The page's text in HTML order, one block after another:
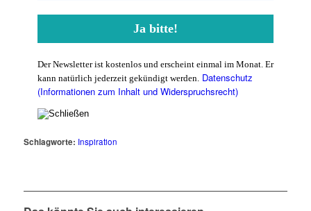
Der Newsletter ist kostenlos und erscheint einmal im Monat. Er
kann natürlich jederzeit gekündigt werden. Datenschutz
(Informationen zum Inhalt und Widerspruchsrecht)
Schlagworte: Inspiration